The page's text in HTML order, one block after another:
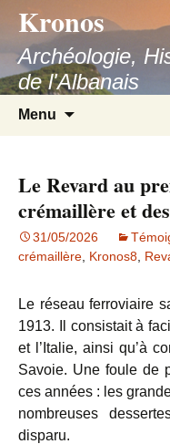
contenu
Kronos
Archéologie,
de l'Albanais
Menu
Le Revard au
crémaillère et
31/05/2026
crémaillère Kronos8
Le réseau ferroviaire
1913. Il consistait à
et l’Italie, ainsi qu’à
Savoie. Une foule de
ces années : les
nombreuses
disparu.